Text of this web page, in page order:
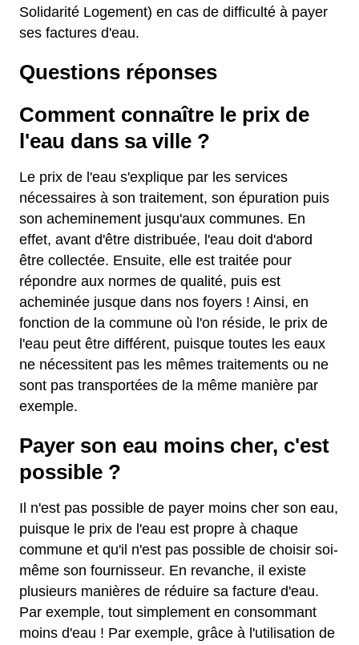
Solidarité Logement) en cas de difficulté à payer
ses factures d'eau.
Questions réponses
Comment connaître le prix de
l'eau dans sa ville ?
Le prix de l'eau s'explique par les services
nécessaires à son traitement, son épuration puis
son acheminement jusqu'aux communes. En
effet, avant d'être distribuée, l'eau doit d'abord
être collectée. Ensuite, elle est traitée pour
répondre aux normes de qualité, puis est
acheminée jusque dans nos foyers ! Ainsi, en
fonction de la commune où l'on réside, le prix de
l'eau peut être différent, puisque toutes les eaux
ne nécessitent pas les mêmes traitements ou ne
sont pas transportées de la même manière par
exemple.
Payer son eau moins cher, c'est
possible ?
Il n'est pas possible de payer moins cher son eau,
puisque le prix de l'eau est propre à chaque
commune et qu'il n'est pas possible de choisir soi-
même son fournisseur. En revanche, il existe
plusieurs manières de réduire sa facture d'eau.
Par exemple, tout simplement en consommant
moins d'eau ! Par exemple, grâce à l'utilisation de